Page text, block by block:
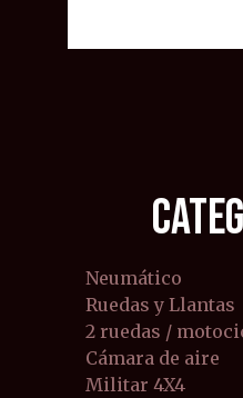
Neumático
Ruedas y Llantas
2 ruedas /
Cámara de aire
Militar 4X4